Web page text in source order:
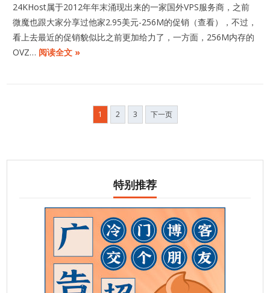
24KHost属于2012年年末涌现出来的一家国外VPS服务商，之前
微魔也跟大家分享过他家2.95美元-256M的促销（查看），不过，
看上去最近的促销貌似比之前更加给力了，一方面，256M内存的
OVZ… 阅读全文 »
1 2 3 下一页
特别推荐